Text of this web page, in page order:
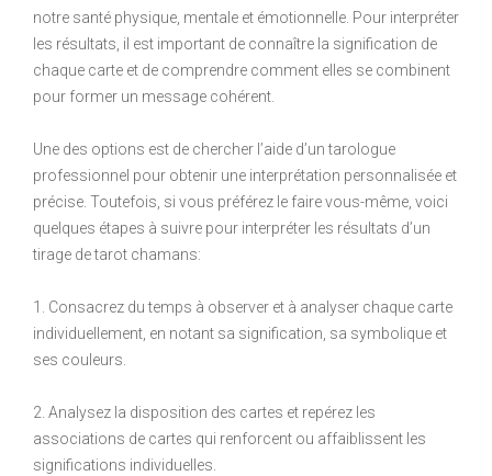
notre santé physique, mentale et émotionnelle. Pour interpréter
les résultats, il est important de connaître la signification de
chaque carte et de comprendre comment elles se combinent
pour former un message cohérent.
Une des options est de chercher l’aide d’un tarologue
professionnel pour obtenir une interprétation personnalisée et
précise. Toutefois, si vous préférez le faire vous-même, voici
quelques étapes à suivre pour interpréter les résultats d’un
tirage de tarot chamans:
1. Consacrez du temps à observer et à analyser chaque carte
individuellement, en notant sa signification, sa symbolique et
ses couleurs.
2. Analysez la disposition des cartes et repérez les
associations de cartes qui renforcent ou affaiblissent les
significations individuelles.